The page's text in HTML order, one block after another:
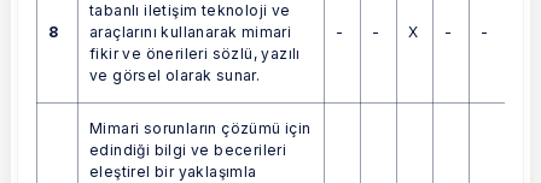
8
tabanlı iletişim teknoloji ve
araçlarını kullanarak mimari
fikir ve önerileri sözlü, yazılı
ve görsel olarak sunar.
- - X - -
Mimari sorunların çözümü için
edindiği bilgi ve becerileri
eleştirel bir yaklaşımla